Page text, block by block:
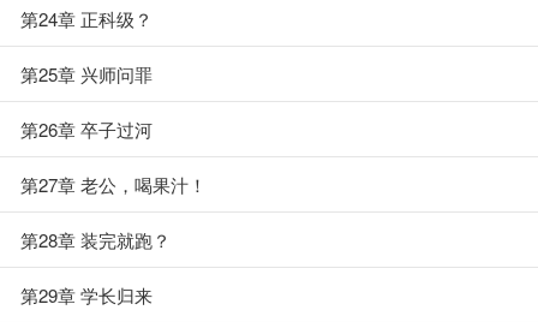
第24章 正科级？
第25章 兴师问罪
第26章 卒子过河
第27章 老公，喝果汁！
第28章 装完就跑？
第29章 学长归来